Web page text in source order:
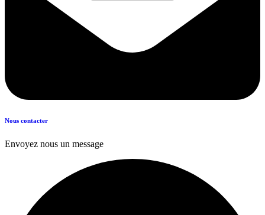
Nous contacter
Envoyez nous un message